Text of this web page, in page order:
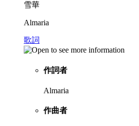
雪華
Almaria
歌詞
作詞者
Almaria
作曲者